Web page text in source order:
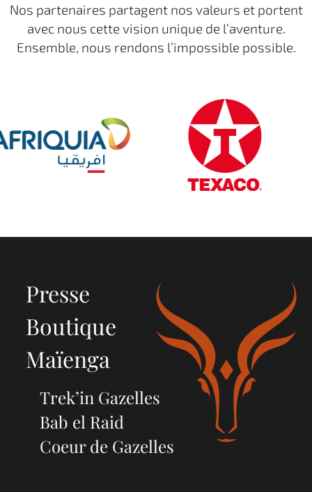
Nos partenaires partagent nos valeurs et portent
avec nous cette vision unique de l’aventure.
Ensemble, nous rendons l’impossible possible.
Presse
Boutique
Maïenga
Trek’in Gazelles
Bab el Raid
Coeur de Gazelles